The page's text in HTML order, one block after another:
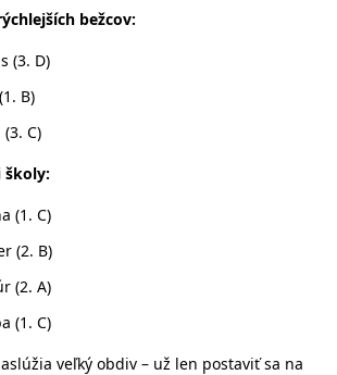
bežcov:
(3. D)
B)
C)
školy:
(1. C)
(2. B)
(2. A)
(1. C)
veľký obdiv – už len postaviť sa na